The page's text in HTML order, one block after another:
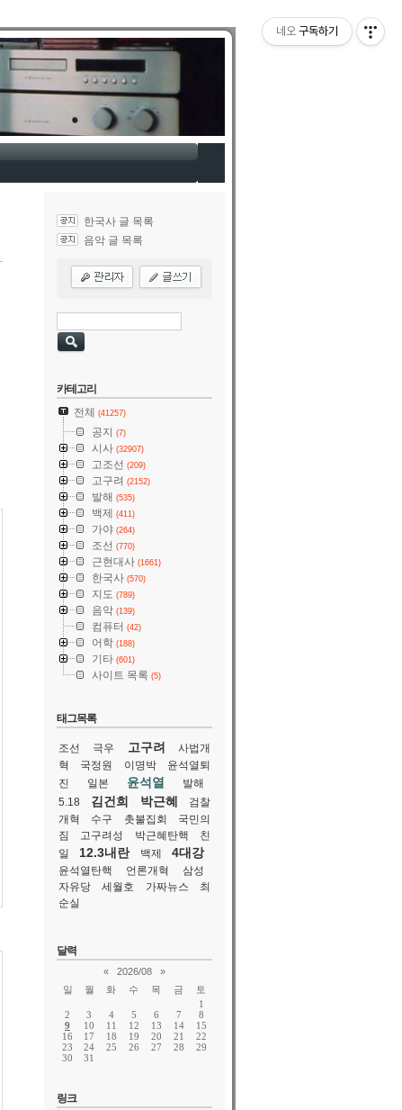
한국사 글 목록
음악 글 목록
카테고리
전체
(41257)
공지 (7)
시사 (32907)
고조선 (209)
고구려 (2152)
발해 (535)
백제 (411)
가야 (264)
조선 (770)
근현대사 (1661)
한국사 (570)
지도 (789)
음악 (139)
컴퓨터 (42)
어학 (188)
기타 (601)
사이트 목록 (5)
태그목록
조선 극우 고구려
사법개
혁
국정원 이명박
윤석열퇴
진
일본 윤석열
발해
5.18
김건희 박근혜
검찰
개혁
수구 촛불집회
국민의
짐
고구려성 박근혜탄핵
친
일
12.3내란 백제 4대강
윤석열탄핵 언론개혁
삼성
자유당
세월호 가짜뉴스
최
순실
달력
« 2026/08
»
일
월 화 수 목 금
토
1
2
3 4 5 6 7
8
9
10 11 12 13 14
15
16
17 18 19 20 21
22
23
24 25 26 27 28
29
30
31
링크
네오 구독하기